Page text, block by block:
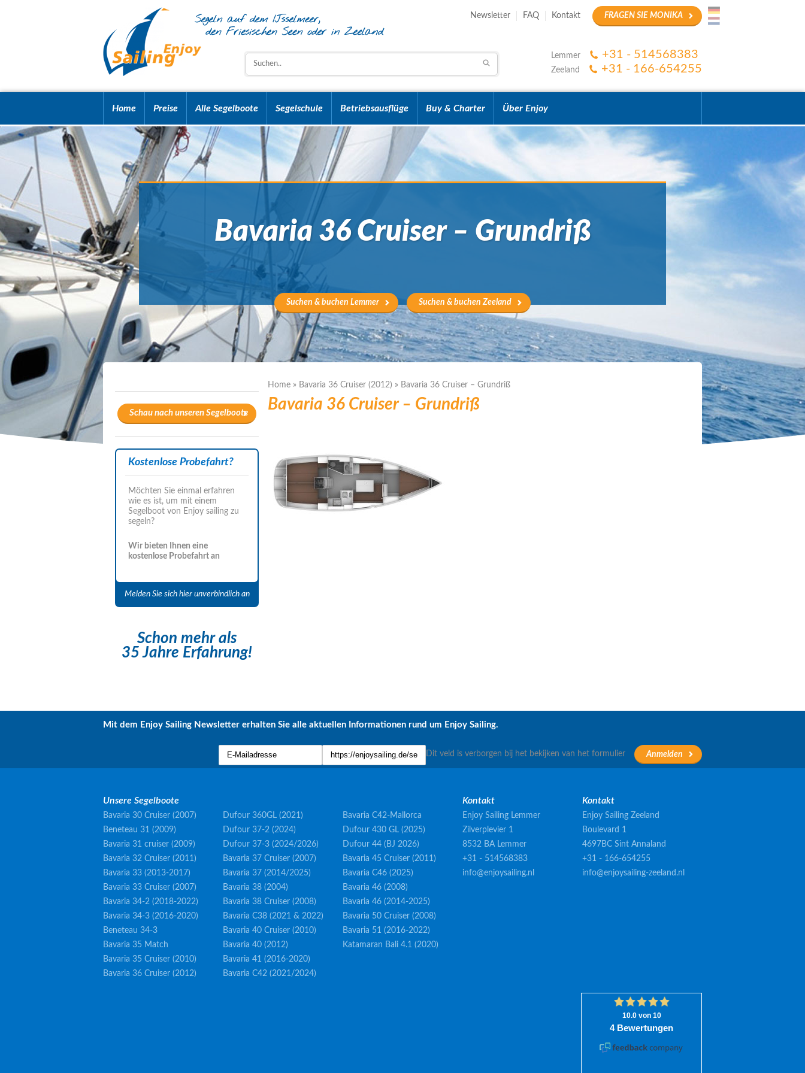
FRAGEN SIE MONIKA
Newsletter FAQ Kontakt
Lemmer +31 - 514568383
Zeeland +31 - 166-654255
Home Preise Alle Segelboote Segelschule Betriebsausflüge Buy & Charter Über Enjoy
Bavaria 36 Cruiser – Grundriß
Suchen & buchen Lemmer Suchen & buchen Zeeland
Home » Bavaria 36 Cruiser (2012) » Bavaria 36 Cruiser – Grundriß
Bavaria 36 Cruiser – Grundriß
Schau nach unseren Segelboote
Kostenlose Probefahrt?
Möchten Sie einmal erfahren
wie es ist, um mit einem
Segelboot von Enjoy sailing zu
segeln?
Wir bieten Ihnen eine
kostenlose Probefahrt an
Melden Sie sich hier unverbindlich an
Schon mehr als
35 Jahre Erfahrung!
Mit dem Enjoy Sailing Newsletter erhalten Sie alle aktuellen Informationen rund um Enjoy Sailing.
Dit veld is verborgen bij het bekijken van het formulier
Unsere Segelboote
Bavaria 30 Cruiser (2007)
Beneteau 31 (2009)
Bavaria 31 cruiser (2009)
Bavaria 32 Cruiser (2011)
Bavaria 33 (2013-2017)
Bavaria 33 Cruiser (2007)
Bavaria 34-2 (2018-2022)
Bavaria 34-3 (2016-2020)
Beneteau 34-3
Bavaria 35 Match
Bavaria 35 Cruiser (2010)
Bavaria 36 Cruiser (2012)
Dufour 360GL (2021)
Dufour 37-2 (2024)
Dufour 37-3 (2024/2026)
Bavaria 37 Cruiser (2007)
Bavaria 37 (2014/2025)
Bavaria 38 (2004)
Bavaria 38 Cruiser (2008)
Bavaria C38 (2021 & 2022)
Bavaria 40 Cruiser (2010)
Bavaria 40 (2012)
Bavaria 41 (2016-2020)
Bavaria C42 (2021/2024)
Bavaria C42-Mallorca
Dufour 430 GL (2025)
Dufour 44 (BJ 2026)
Bavaria 45 Cruiser (2011)
Bavaria C46 (2025)
Bavaria 46 (2008)
Bavaria 46 (2014-2025)
Bavaria 50 Cruiser (2008)
Bavaria 51 (2016-2022)
Katamaran Bali 4.1 (2020)
Kontakt
Enjoy Sailing Lemmer
Zilverplevier 1
8532 BA Lemmer
+31 - 514568383
info@enjoysailing.nl
Kontakt
Enjoy Sailing Zeeland
Boulevard 1
4697BC Sint Annaland
+31 - 166-654255
info@enjoysailing-zeeland.nl